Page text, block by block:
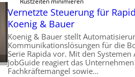
Vernetzte Steuerung für
Koenig & Bauer
Koenig & Bauer stellt
Kommunikationslösungen für die
Serie Rapida vor. Mit den Systemen
JobGuide reagiert das
Fachkräftemangel sowie…